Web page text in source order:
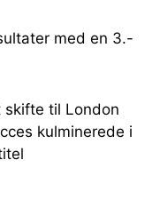
med en 3.-
skifte til London
kulminerede i